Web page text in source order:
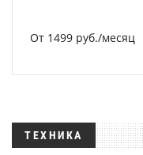
От 1499 руб./месяц
ТЕХНИКА